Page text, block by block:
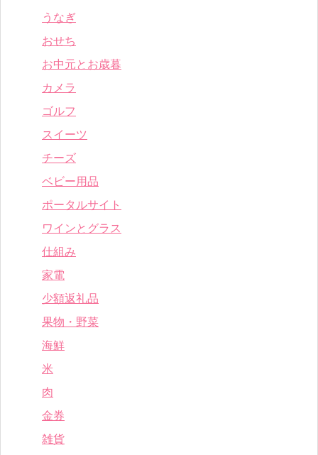
うなぎ
おせち
お中元とお歳暮
カメラ
ゴルフ
スイーツ
チーズ
ベビー用品
ポータルサイト
ワインとグラス
仕組み
家電
少額返礼品
果物・野菜
海鮮
米
肉
金券
雑貨